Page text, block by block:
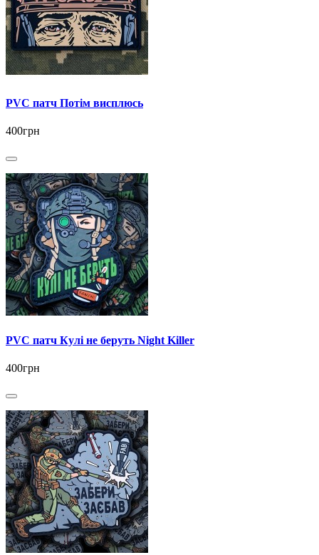
PVC патч Потім висплюсь
400грн
PVC патч Кулі не беруть Night Killer
400грн